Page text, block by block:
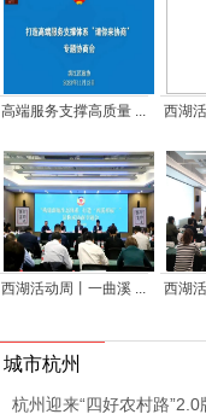
高端服务支撑高质量 ... 西湖
西湖活动周丨一曲溪 ... 西湖
城市杭州
杭州迎来“四好农村路”2.0